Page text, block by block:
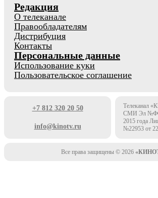
Редакция
О телеканале
Правообладателям
Дистрибуция
Контакты
Персональные данные
Использование куки
Пользовательское соглашение
+7 812 320 20 50
info@kinotv.ru
Телеканал
СМИ Эл
2015 года
№22953 от
Все права защищены © 2026